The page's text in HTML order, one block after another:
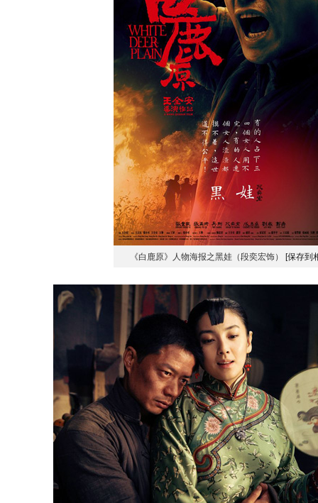
《白鹿原》人物海报之黑娃（段奕宏饰） [保存到